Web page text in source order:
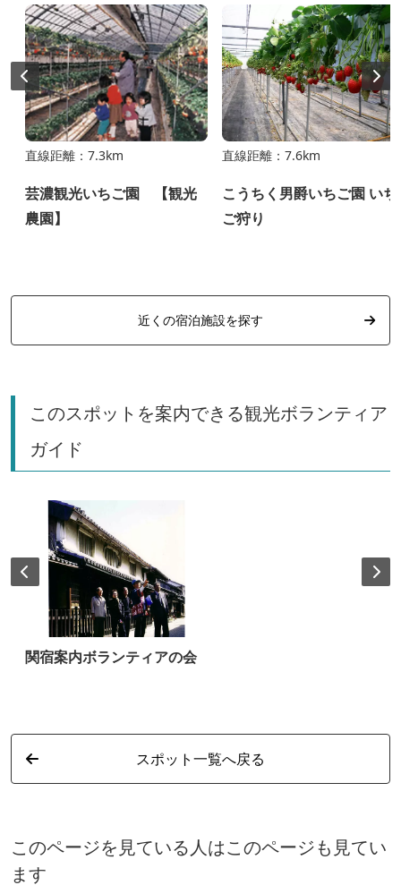
直線距離：7.3km
芸濃観光いちご園 【観光
農園】
直線距離：7.6km
こうちく男爵いちご園 いち
ご狩り
近くの宿泊施設を探す
このスポットを案内できる観光ボランティア
ガイド
関宿案内ボランティアの会
スポット一覧へ戻る
このページを見ている人はこのページも見てい
ます